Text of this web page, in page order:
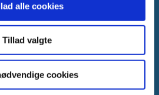
alle cookies
Tillad valgte
cookies